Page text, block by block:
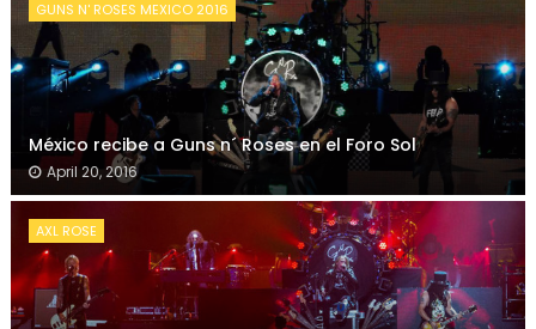
GUNS N' ROSES MEXICO 2016
México recibe a Guns n´ Roses en el Foro Sol
April 20, 2016
AXL ROSE